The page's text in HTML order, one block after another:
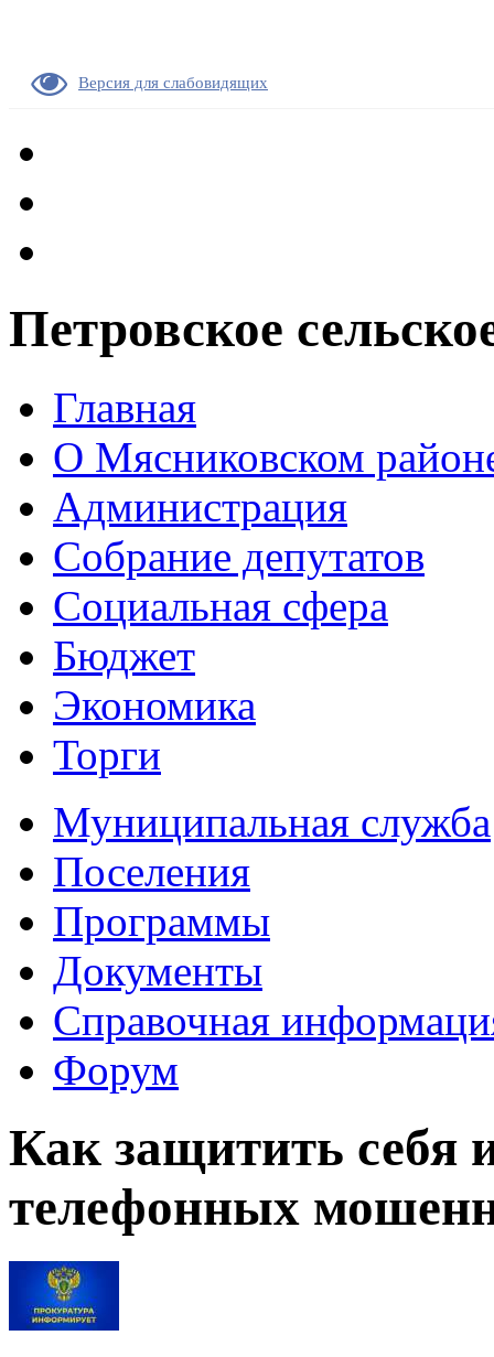
Версия для слабовидящих
Петровское
Главная
О Мясниковском
Администрация
Собрание депутатов
Социальная сфера
Бюджет
Экономика
Торги
Муниципальная служба
Поселения
Программы
Документы
Справочная
Форум
Как защитить себя
телефонных